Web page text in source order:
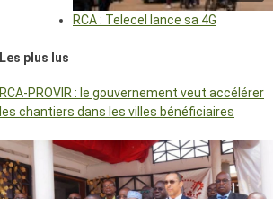
RCA : Telecel lance sa 4G
Les plus lus
RCA-PROVIR : le gouvernement veut accélérer
les chantiers dans les villes bénéficiaires